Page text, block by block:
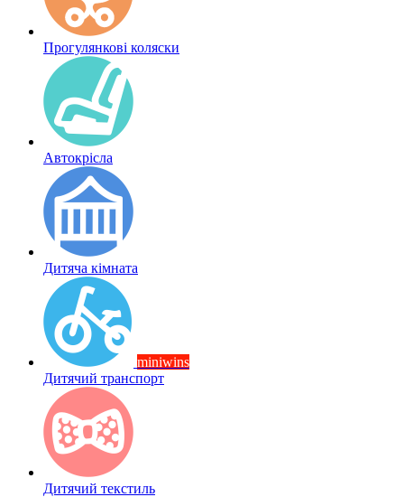
Прогулянкові коляски
Автокрісла
Дитяча кімната
miniwins
Дитячий транспорт
Дитячий текстиль